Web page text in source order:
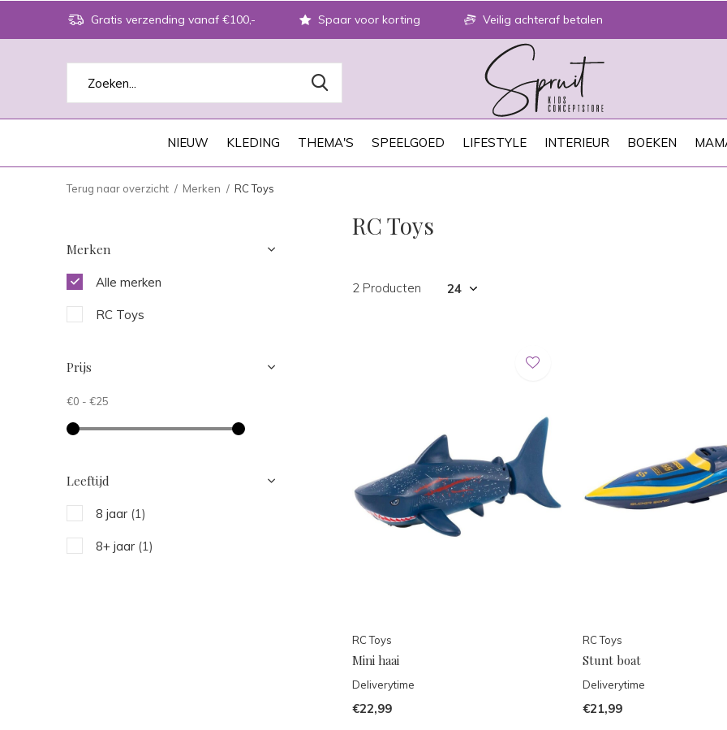
NIEUW KLEDING THEMA'S SPEELGOED LIFESTYLE INTERIEUR BOEKEN
Gratis verzending vanaf €100,- Spaar voor korting Veilig achteraf betalen
Terug naar overzicht Merken RC Toys
RC Toys
2 Producten
RC Toys
Mini haai
Deliverytime
€22,99
RC Toys
Stunt boat
Deliverytime
€21,99
Merken
Alle merken
RC Toys
Prijs
€0 - €25
Leeftijd
8 jaar (1)
8+ jaar (1)